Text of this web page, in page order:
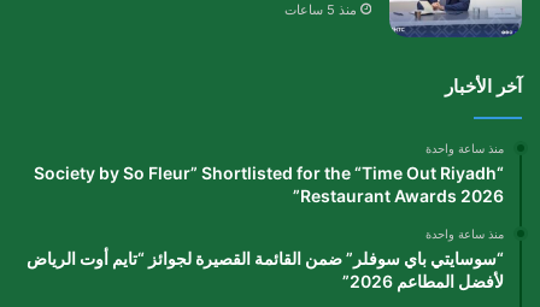
منذ 5 ساعات
آخر الأخبار
منذ ساعة واحدة
“Society by So Fleur” Shortlisted for the “Time Out Riyadh
Restaurant Awards 2026”
منذ ساعة واحدة
“سوسايتي باي سوفلر” ضمن القائمة القصيرة لجوائز “تايم أوت الرياض
لأفضل المطاعم 2026”